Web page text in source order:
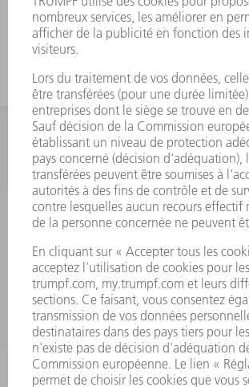
INFORMATION
Foire aux questions
Termes et conditions
CONTACT
01 48 17 37 73
Lun - Jeu 08:00h - 16:30h
Ven 08:00h - 12:30h
outillages@fr.TRUMPF.com
CONTACT
Pièces Détachées
01 48 17 37 57
Lun – Ven 8:30h - 17:30h